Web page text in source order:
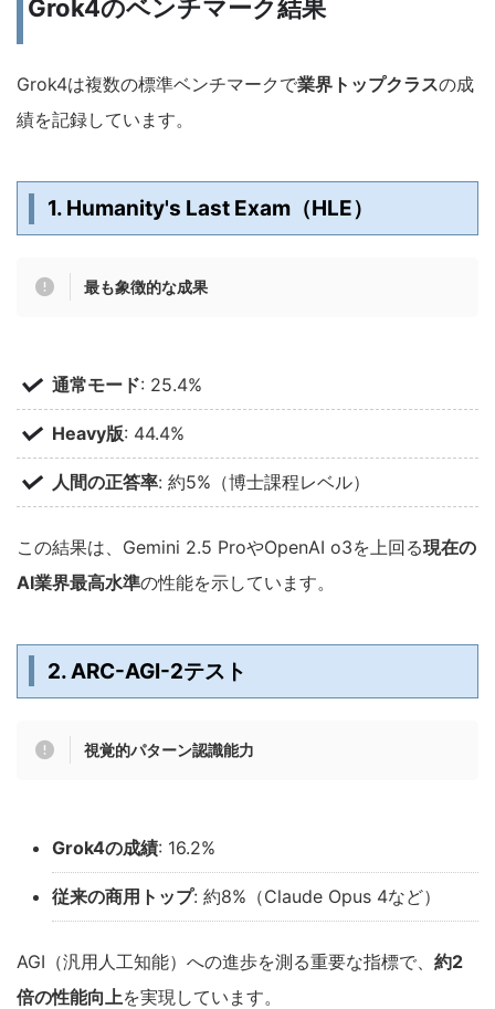
Grok4のベンチマーク結果
Grok4は複数の標準ベンチマークで業界トップクラスの成
績を記録しています。
1. Humanity's Last Exam（HLE）
最も象徴的な成果
通常モード: 25.4%
Heavy版: 44.4%
人間の正答率: 約5%（博士課程レベル）
この結果は、Gemini 2.5 ProやOpenAI o3を上回る現在の
AI業界最高水準の性能を示しています。
2. ARC-AGI-2テスト
視覚的パターン認識能力
Grok4の成績: 16.2%
従来の商用トップ: 約8%（Claude Opus 4など）
AGI（汎用人工知能）への進歩を測る重要な指標で、 約2
倍の性能向上を実現しています。